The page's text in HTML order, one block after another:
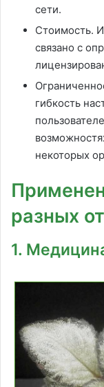
сети.
Стоимость.
связано с
гибкость
некоторых
разных
1.